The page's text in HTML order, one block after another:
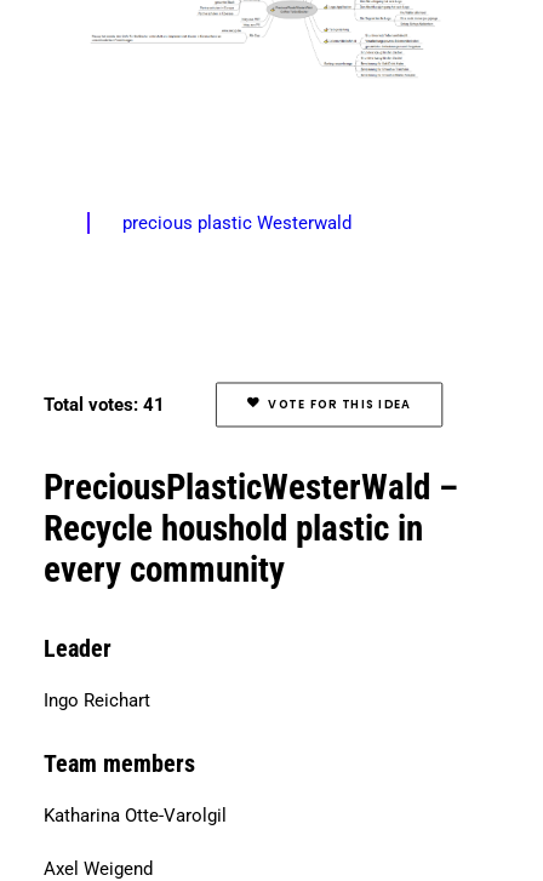
precious plastic Westerwald
Total votes: 41 VOTE FOR THIS IDEA
PreciousPlasticWesterWald –
Recycle houshold plastic in
every community
Leader
Ingo Reichart
Team members
Katharina Otte-Varolgil
Axel Weigend